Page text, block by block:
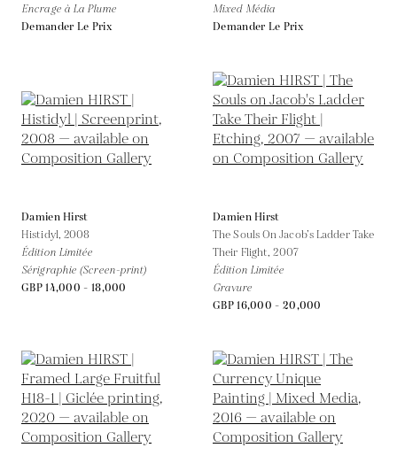
Encrage à La Plume
Demander Le Prix
Mixed Média
Demander Le Prix
Damien Hirst
Histidyl, 2008
Édition Limitée
Sérigraphie (Screen-print)
GBP 14,000 - 18,000
Damien Hirst
The Souls On Jacob’s Ladder Take
Their Flight,2007
Édition Limitée
Gravure
GBP 16,000 - 20,000